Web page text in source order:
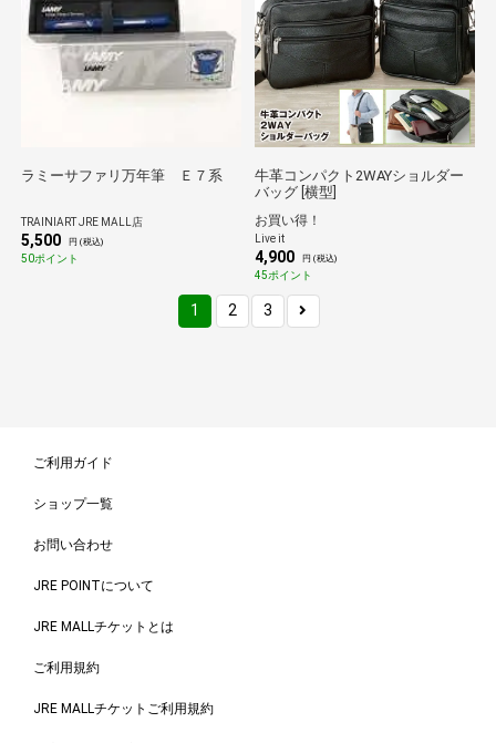
ラミーサファリ万年筆 Ｅ７系
TRAINIART JRE MALL店
5,500 円 (税込)
50ポイント
牛革コンパクト2WAYショルダー
バッグ [横型]
お買い得！
Live it
4,900 円 (税込)
45ポイント
1 2 3
ご利用ガイド
ショップ一覧
お問い合わせ
JRE POINTについて
JRE MALLチケットとは
ご利用規約
JRE MALLチケットご利用規約